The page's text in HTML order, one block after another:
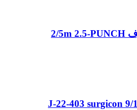
پانچ پوستی یکبار مصرف 2/5m 2.5-PUNCH